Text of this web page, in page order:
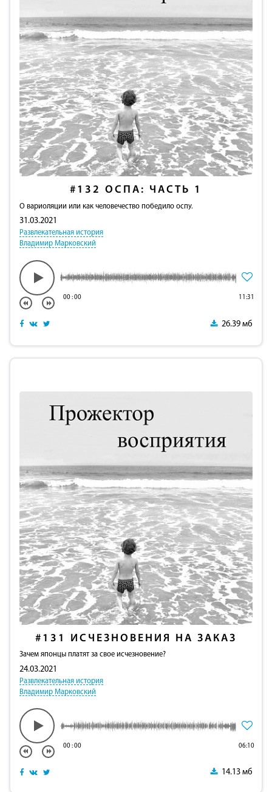
#132 ОСПА: ЧАСТЬ 1
О вариоляции или как человечество победило оспу.
31.03.2021
Развлекательная история
Владимир Марковский
00:00 11:31
26.39 мб
#131 ИСЧЕЗНОВЕНИЯ НА ЗАКАЗ
Зачем японцы платят за свое исчезновение?
24.03.2021
Развлекательная история
Владимир Марковский
00:00 06:10
14.13 мб